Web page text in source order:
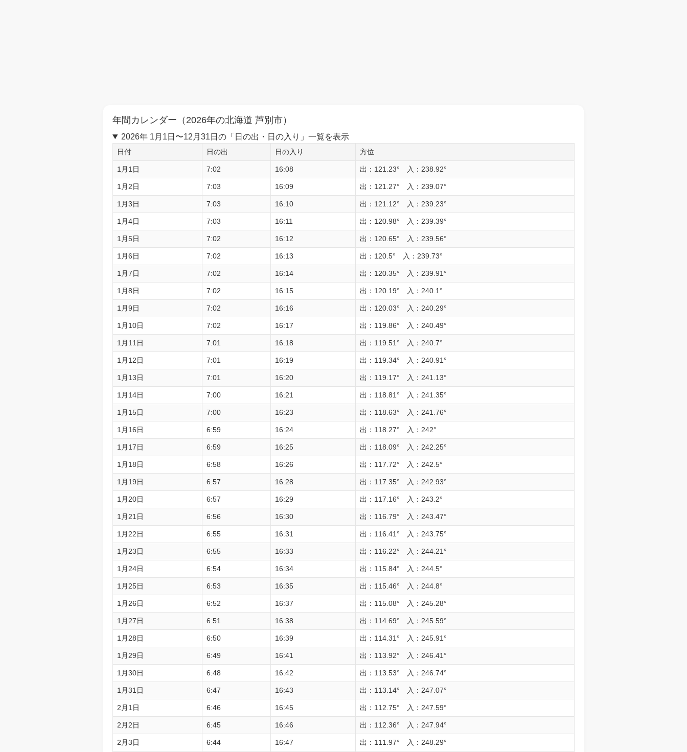
年間カレンダー（2026年の北海道 芦別市）
2026年 1月1日〜12月31日の「日の出・日の入り」一覧を表示
日付 日の出 日の入り 方位
1月1日 7:02 16:08 出：121.23° 入：238.92°
1月2日 7:03 16:09 出：121.27° 入：239.07°
1月3日 7:03 16:10 出：121.12° 入：239.23°
1月4日 7:03 16:11 出：120.98° 入：239.39°
1月5日 7:02 16:12 出：120.65° 入：239.56°
1月6日 7:02 16:13 出：120.5° 入：239.73°
1月7日 7:02 16:14 出：120.35° 入：239.91°
1月8日 7:02 16:15 出：120.19° 入：240.1°
1月9日 7:02 16:16 出：120.03° 入：240.29°
1月10日 7:02 16:17 出：119.86° 入：240.49°
1月11日 7:01 16:18 出：119.51° 入：240.7°
1月12日 7:01 16:19 出：119.34° 入：240.91°
1月13日 7:01 16:20 出：119.17° 入：241.13°
1月14日 7:00 16:21 出：118.81° 入：241.35°
1月15日 7:00 16:23 出：118.63° 入：241.76°
1月16日 6:59 16:24 出：118.27° 入：242°
1月17日 6:59 16:25 出：118.09° 入：242.25°
1月18日 6:58 16:26 出：117.72° 入：242.5°
1月19日 6:57 16:28 出：117.35° 入：242.93°
1月20日 6:57 16:29 出：117.16° 入：243.2°
1月21日 6:56 16:30 出：116.79° 入：243.47°
1月22日 6:55 16:31 出：116.41° 入：243.75°
1月23日 6:55 16:33 出：116.22° 入：244.21°
1月24日 6:54 16:34 出：115.84° 入：244.5°
1月25日 6:53 16:35 出：115.46° 入：244.8°
1月26日 6:52 16:37 出：115.08° 入：245.28°
1月27日 6:51 16:38 出：114.69° 入：245.59°
1月28日 6:50 16:39 出：114.31° 入：245.91°
1月29日 6:49 16:41 出：113.92° 入：246.41°
1月30日 6:48 16:42 出：113.53° 入：246.74°
1月31日 6:47 16:43 出：113.14° 入：247.07°
2月1日 6:46 16:45 出：112.75° 入：247.59°
2月2日 6:45 16:46 出：112.36° 入：247.94°
2月3日 6:44 16:47 出：111.97° 入：248.29°